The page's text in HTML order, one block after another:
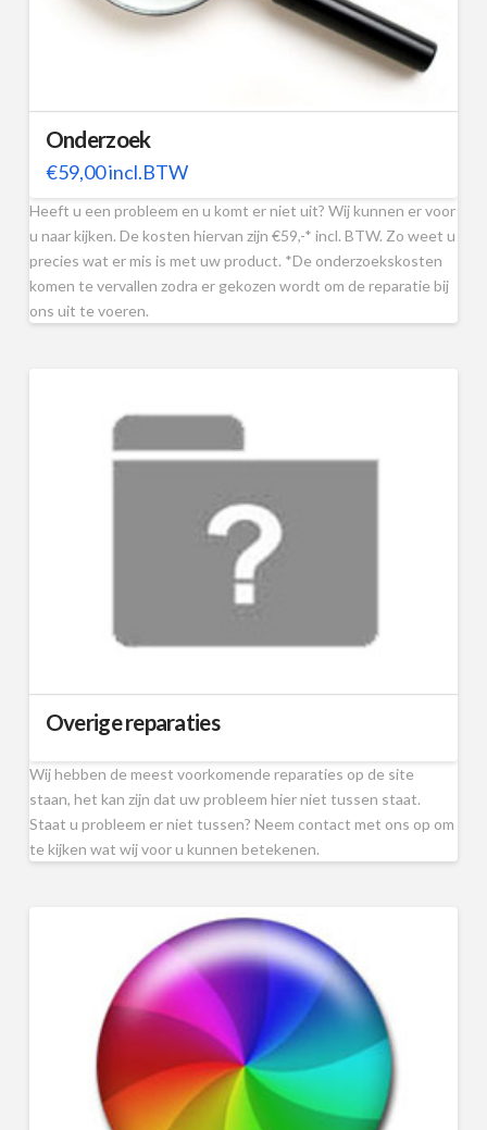
Onderzoek
€59,00incl.BTW
Heeft u een probleem en u komt er niet uit? Wij kunnen er voor
u naar kijken. De kosten hiervan zijn €59,-* incl. BTW. Zo weet u
precies wat er mis is met uw product. *De onderzoekskosten
komen te vervallen zodra er gekozen wordt om de reparatie bij
ons uit te voeren.
Overige reparaties
Wij hebben de meest voorkomende reparaties op de site
staan, het kan zijn dat uw probleem hier niet tussen staat.
Staat u probleem er niet tussen? Neem contact met ons op om
te kijken wat wij voor u kunnen betekenen.